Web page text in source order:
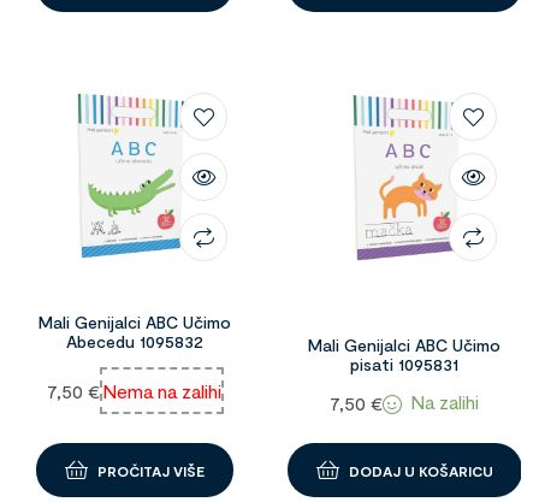
Mali Genijalci ABC Učimo
Abecedu 1095832
7,50 €Nema na zalihi
PROČITAJ VIŠE
Mali Genijalci ABC Učimo
pisati 1095831
7,50 € Na zalihi
DODAJ U KOŠARICU